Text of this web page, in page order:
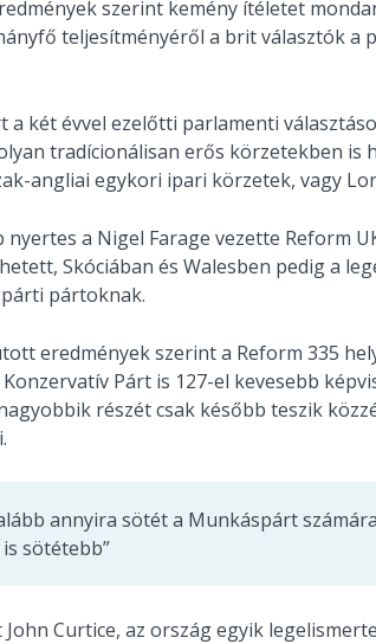
szerint kemény ítéletet
teljesítményéről a brit választók a
a két évvel ezelőtti parlamenti
tradícionálisan erős körzetekben is
angliai egykori ipari körzetek, vagy
nyertes a Nigel Farage vezette Reform
Skóciában és Walesben pedig a
pártoknak.
eredmények szerint a Reform 335
Párt is 127-el kevesebb
részét csak később teszik
annyira sötét a Munkáspárt
sötétebb”
Curtice, az ország egyik